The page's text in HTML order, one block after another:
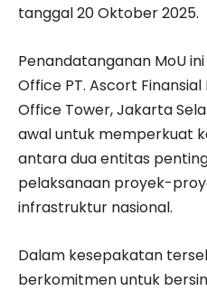
tanggal 20 Oktober 2025.
Penandatanganan MoU
Office PT. Ascort
Office Tower, Jakarta
awal untuk memperkuat
antara dua entitas
pelaksanaan proyek-
infrastruktur nasional.
Dalam kesepakatan
berkomitmen untuk